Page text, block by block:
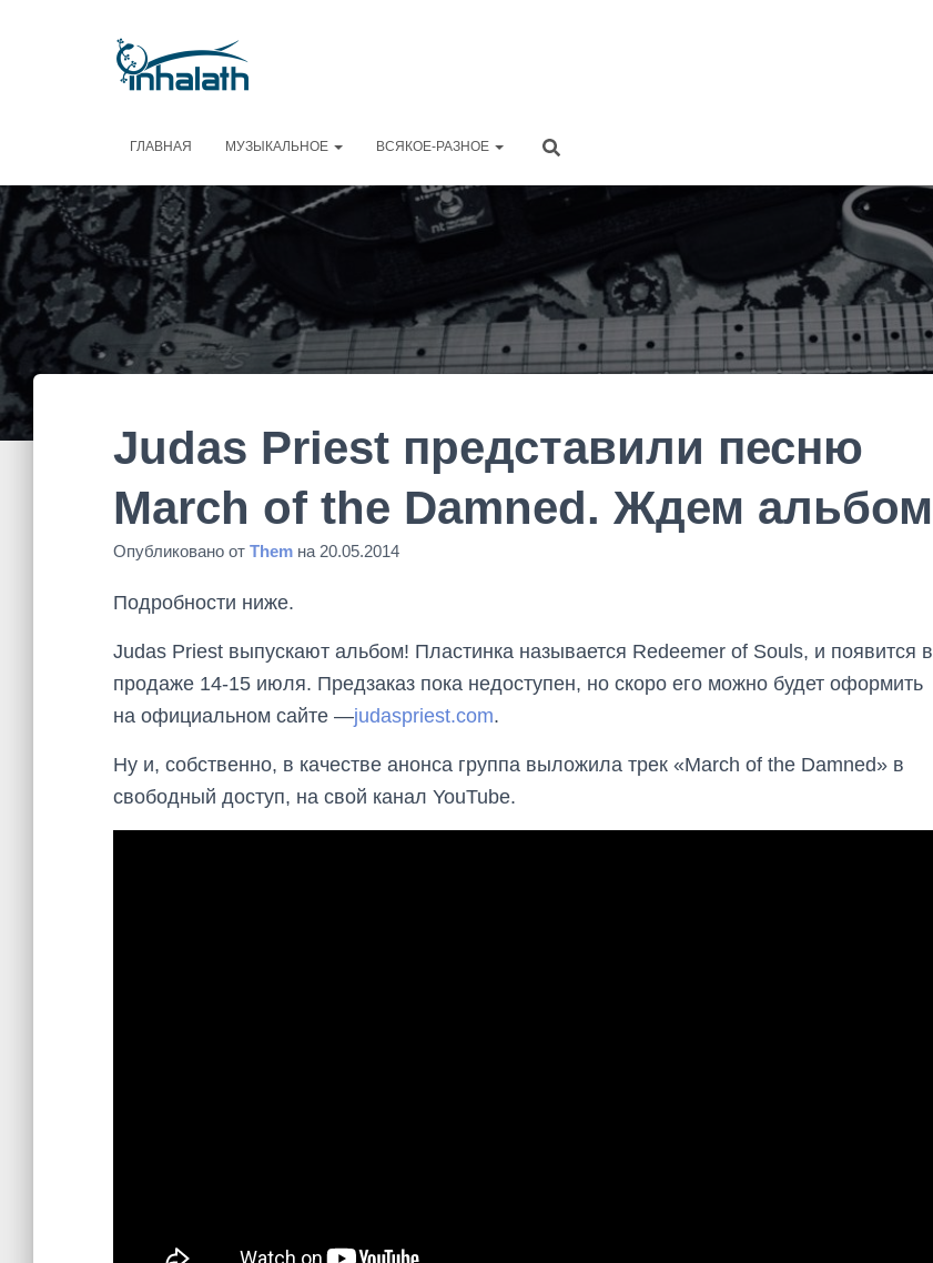
ГЛАВНАЯ МУЗЫКАЛЬНОЕ ВСЯКОЕ-РАЗНОЕ
Judas Priest представили песню
March of the Damned. Ждем альбом
Опубликовано от Them на 20.05.2014
Подробности ниже.
Judas Priest выпускают альбом! Пластинка называется Redeemer of Souls, и появится в
продаже 14-15 июля. Предзаказ пока недоступен, но скоро его можно будет оформить
на официальном сайте —judaspriest.com.
Ну и, собственно, в качестве анонса группа выложила трек «March of the Damned» в
свободный доступ, на свой канал YouTube.